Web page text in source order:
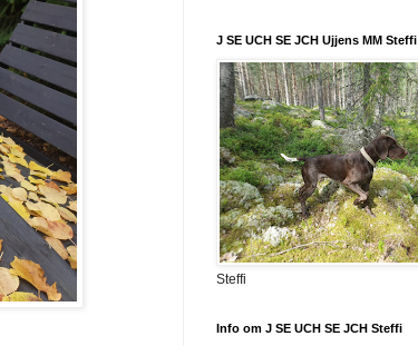
J SE UCH SE JCH Ujjens MM Steffi
Steffi
Info om J SE UCH SE JCH Steffi